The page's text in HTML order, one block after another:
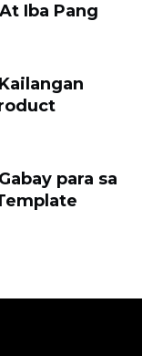
Iba Pang
para sa